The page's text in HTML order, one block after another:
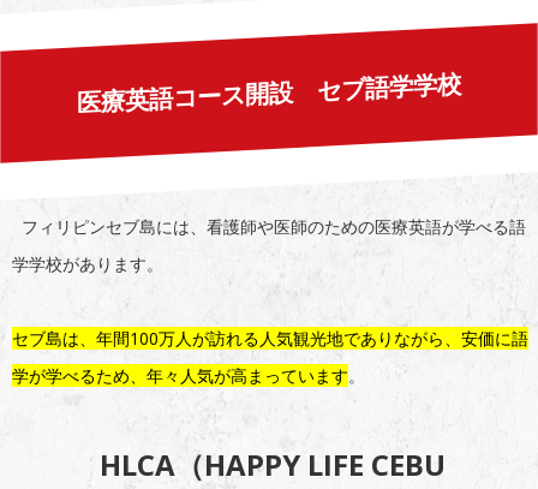
医療英語コース開設 セブ語学学校
フィリピンセブ島には、看護師や医師のための医療英語が学べる語
学学校があります。
セブ島は、年間100万人が訪れる人気観光地でありながら、安価に語
学が学べるため、年々人気が高まっています。
HLCA（HAPPY LIFE CEBU